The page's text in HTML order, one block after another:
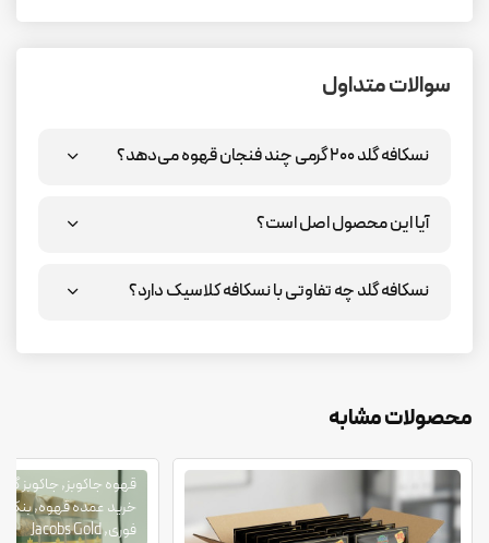
سوالات متداول
نسکافه گلد ۲۰۰ گرمی چند فنجان قهوه می‌دهد؟
آیا این محصول اصل است؟
نسکافه گلد چه تفاوتی با نسکافه کلاسیک دارد؟
محصولات مشابه
قهوه جاکوبز, جاکوبز
خرید عمده قهوه,
فوری, Jacobs Gold